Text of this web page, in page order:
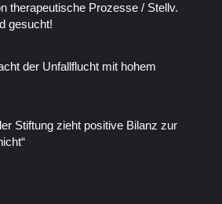
therapeutische Prozesse / Stellv.
gesucht!
der Unfallflucht mit hohem
Stiftung zieht positive Bilanz zur